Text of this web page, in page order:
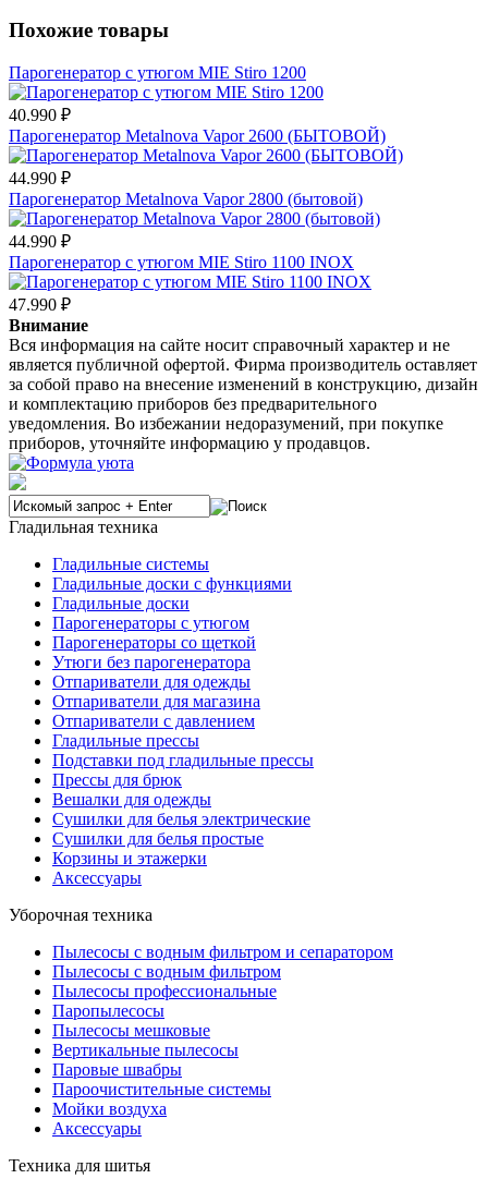
Похожие товары
Парогенератор с утюгом MIE Stiro 1200
40.990 ₽
Парогенератор Metalnova Vapor 2600 (БЫТОВОЙ)
44.990 ₽
Парогенератор Metalnova Vapor 2800 (бытовой)
44.990 ₽
Парогенератор с утюгом MIE Stiro 1100 INOX
47.990 ₽
Внимание
Вся информация на сайте носит справочный характер и не
является публичной офертой. Фирма производитель оставляет
за собой право на внесение изменений в конструкцию, дизайн
и комплектацию приборов без предварительного
уведомления. Во избежании недоразумений, при покупке
приборов, уточняйте информацию у продавцов.
Гладильная техника
Гладильные системы
Гладильные доски с функциями
Гладильные доски
Парогенераторы с утюгом
Парогенераторы со щеткой
Утюги без парогенератора
Отпариватели для одежды
Отпариватели для магазина
Отпариватели с давлением
Гладильные прессы
Подставки под гладильные прессы
Прессы для брюк
Вешалки для одежды
Сушилки для белья электрические
Сушилки для белья простые
Корзины и этажерки
Аксессуары
Уборочная техника
Пылесосы с водным фильтром и сепаратором
Пылесосы с водным фильтром
Пылесосы профессиональные
Паропылесосы
Пылесосы мешковые
Вертикальные пылесосы
Паровые швабры
Пароочистительные системы
Мойки воздуха
Аксессуары
Техника для шитья